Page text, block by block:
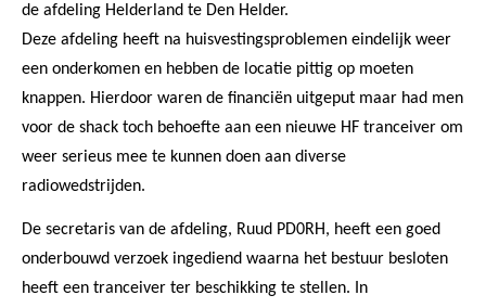
de afdeling Helderland te Den Helder.
Deze afdeling heeft na huisvestingsproblemen eindelijk weer
een onderkomen en hebben de locatie pittig op moeten
knappen. Hierdoor waren de financiën uitgeput maar had men
voor de shack toch behoefte aan een nieuwe HF tranceiver om
weer serieus mee te kunnen doen aan diverse
radiowedstrijden.
De secretaris van de afdeling, Ruud PD0RH, heeft een goed
onderbouwd verzoek ingediend waarna het bestuur besloten
heeft een tranceiver ter beschikking te stellen. In